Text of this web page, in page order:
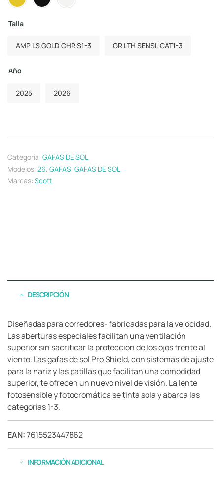
Talla
AMP LS GOLD CHR S1-3 GR LTH SENSI. CAT1-3
Año
2025 2026
Categoría: GAFAS DE SOL
Modelos: 26, GAFAS, GAFAS DE SOL
Marcas: Scott
DESCRIPCIÓN
Diseñadas para corredores- fabricadas para la velocidad.
Las aberturas especiales facilitan una ventilación
superior sin sacrificar la protección de los ojos frente al
viento. Las gafas de sol Pro Shield, con sistemas de ajuste
para la nariz y las patillas que facilitan una comodidad
superior, te ofrecen un nuevo nivel de visión. La lente
fotosensible y fotocromática se tinta sola y abarca las
categorías 1-3.
EAN:7615523447862
INFORMACIÓN ADICIONAL